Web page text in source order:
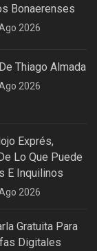
Bonaerenses
2026
Thiago Almada
2026
Exprés,
Lo Que Puede
E Inquilinos
2026
Gratuita Para
Digitales